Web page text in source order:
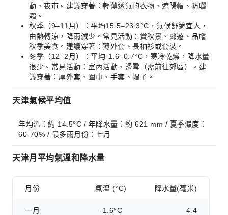
動、夜市。建議穿著：輕薄透氣的衣物、遮陽帽、防曬
霜。
秋季（9–11月）：平均15.5–23.3°C，氣候舒適宜人，
由熱轉涼，降雨減少。常見活動：賞秋景、郊遊、品嚐
秋季美食。建議穿著：薄外套、長袖衫或套裝。
冬季（12–2月）：平均-1.6–0.7°C，寒冷乾燥，降水量
很少。常見活動：室內活動、滑雪（需前往郊區）。建
議穿著：厚外套、圍巾、手套、帽子。
天津氣候平均值
年均溫：約 14.5°C / 年降水量：約 621 mm / 夏季濕度：
60-70% / 最多雨月份：七月
天津月平均氣溫和降水量
月份 氣溫 (°C) 降水量(毫米)
一月 -1.6°C 4.4